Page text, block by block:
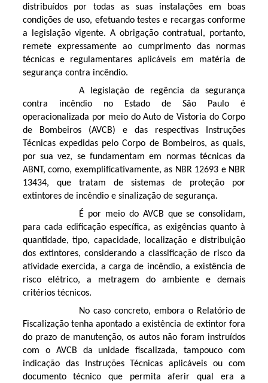
distribuídos por todas as suas instalações em boas
condições de uso, efetuando testes e recargas conforme
a legislação vigente. A obrigação contratual, portanto,
remete expressamente ao cumprimento das normas
técnicas e regulamentares aplicáveis em matéria de
segurança contra incêndio.
A legislação de regência da segurança
contra incêndio no Estado de São Paulo é
operacionalizada por meio do Auto de Vistoria do Corpo
de Bombeiros (AVCB) e das respectivas Instruções
Técnicas expedidas pelo Corpo de Bombeiros, as quais,
por sua vez, se fundamentam em normas técnicas da
ABNT, como, exemplificativamente, as NBR 12693 e NBR
13434, que tratam de sistemas de proteção por
extintores de incêndio e sinalização de segurança.
É por meio do AVCB que se consolidam,
para cada edificação específica, as exigências quanto à
quantidade, tipo, capacidade, localização e distribuição
dos extintores, considerando a classificação de risco da
atividade exercida, a carga de incêndio, a existência de
risco elétrico, a metragem do ambiente e demais
critérios técnicos.
No caso concreto, embora o Relatório de
Fiscalização tenha apontado a existência de extintor fora
do prazo de manutenção, os autos não foram instruídos
com o AVCB da unidade fiscalizada, tampouco com
indicação das Instruções Técnicas aplicáveis ou com
documento técnico que permita aferir qual era a